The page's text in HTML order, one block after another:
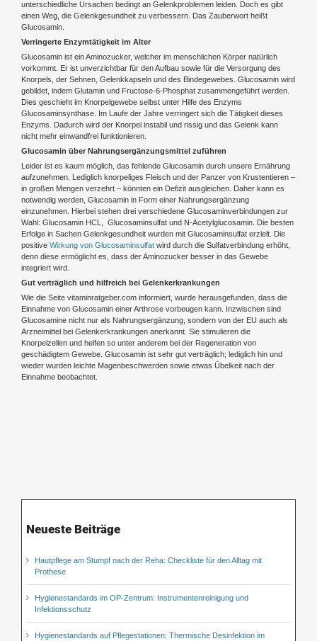
unterschiedliche Ursachen bedingt an Gelenkproblemen leiden. Doch es gibt
einen Weg, die Gelenkgesundheit zu verbessern. Das Zauberwort heißt
Glucosamin.
Verringerte Enzymtätigkeit im Alter
Glucosamin ist ein Aminozucker, welcher im menschlichen Körper natürlich
vorkommt. Er ist unverzichtbar für den Aufbau sowie für die Versorgung des
Knorpels, der Sehnen, Gelenkkapseln und des Bindegewebes. Glucosamin wird
gebildet, indem Glutamin und Fructose-6-Phosphat zusammengeführt werden.
Dies geschieht im Knorpelgewebe selbst unter Hilfe des Enzyms
Glucosaminsynthase. Im Laufe der Jahre verringert sich die Tätigkeit dieses
Enzyms. Dadurch wird der Knorpel instabil und rissig und das Gelenk kann
nicht mehr einwandfrei funktionieren.
Glucosamin über Nahrungsergänzungsmittel zuführen
Leider ist es kaum möglich, das fehlende Glucosamin durch unsere Ernährung
aufzunehmen. Lediglich knorpeliges Fleisch und der Panzer von Krustentieren –
in großen Mengen verzehrt – könnten ein Defizit ausgleichen. Daher kann es
notwendig werden, Glucosamin in Form einer Nahrungsergänzung
einzunehmen. Hierbei stehen drei verschiedene Glucosaminverbindungen zur
Wahl: Glucosamin HCL, Glucosaminsulfat und N-Acetylglucosamin. Die besten
Erfolge in Sachen Gelenkgesundheit wurden mit Glucosaminsulfat erzielt. Die
positive Wirkung von Glucosaminsulfat wird durch die Sulfatverbindung erhöht,
denn diese ermöglicht es, dass der Aminozucker besser in das Gewebe
integriert wird.
Gut verträglich und hilfreich bei Gelenkerkrankungen
Wie die Seite vitaminratgeber.com informiert, wurde herausgefunden, dass die
Einnahme von Glucosamin einer Arthrose vorbeugen kann. Inzwischen sind
Glucosamine nicht nur als Nahrungsergänzung, sondern von der EU auch als
Arzneimittel bei Gelenkerkrankungen anerkannt. Sie stimulieren die
Knorpelzellen und helfen so unter anderem bei der Regeneration von
geschädigtem Gewebe. Glucosamin ist sehr gut verträglich; lediglich hin und
wieder wurden leichte Magenbeschwerden sowie etwas Übelkeit nach der
Einnahme beobachtet.
Neueste Beiträge
Hautpflege am Stumpf nach der Reha: Checkliste für den Alltag mit
Prothese
Hygienestandards im OP-Zentrum: Instrumentenreinigung und
Infektionsschutz
Hygienestandards auf Pflegestationen: Thermische Desinfektion im